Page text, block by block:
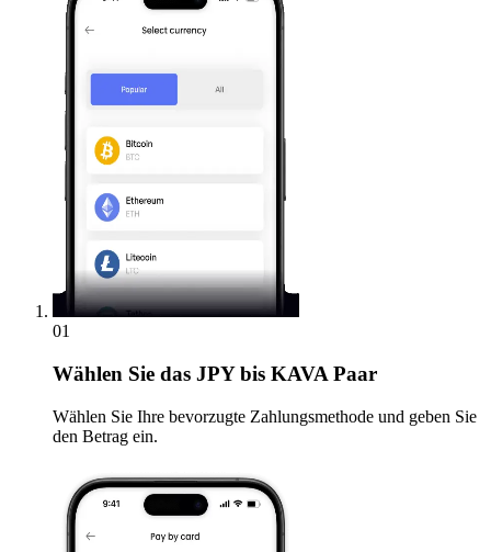
01
Wählen Sie das JPY bis KAVA Paar
Wählen Sie Ihre bevorzugte Zahlungsmethode und geben Sie
den Betrag ein.